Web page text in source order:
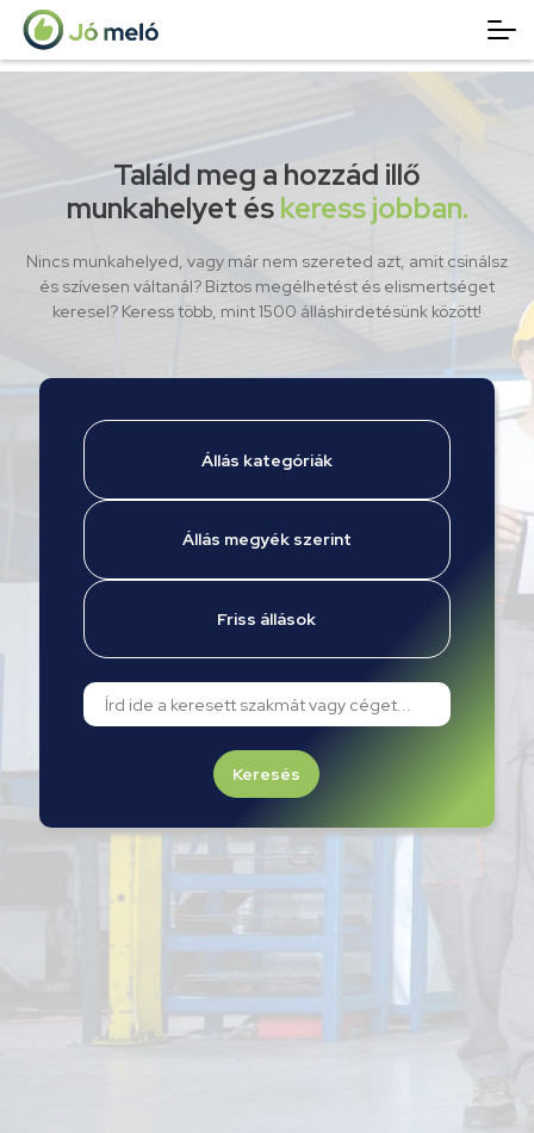
Találd meg a hozzád illő
munkahelyet éskeress jobban.
Nincs munkahelyed, vagy már nem szereted azt, amit csinálsz
és szívesen váltanál? Biztos megélhetést és elismertséget
keresel? Keress több, mint 1500 álláshirdetésünk között!
Állás kategóriák
Állás megyék szerint
Friss állások
Keresés